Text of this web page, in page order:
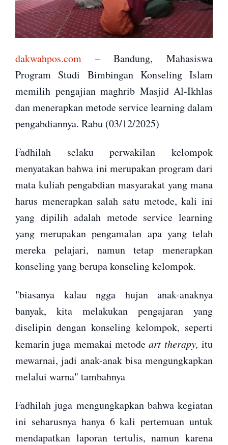
dakwahpos.com – Bandung, Mahasiswa
Program Studi Bimbingan Konseling Islam
memilih pengajian maghrib Masjid Al-Ikhlas
dan menerapkan metode service learning dalam
pengabdiannya. Rabu (03/12/2025)
Fadhilah selaku perwakilan kelompok
menyatakan bahwa ini merupakan program dari
mata kuliah pengabdian masyarakat yang mana
harus menerapkan salah satu metode, kali ini
yang dipilih adalah metode service learning
yang merupakan pengamalan apa yang telah
mereka pelajari, namun tetap menerapkan
konseling yang berupa konseling kelompok.
"biasanya kalau ngga hujan anak-anaknya
banyak, kita melakukan pengajaran yang
diselipin dengan konseling kelompok, seperti
kemarin juga memakai metodeart therapy,itu
mewarnai, jadi anak-anak bisa mengungkapkan
melalui warna" tambahnya
Fadhilah juga mengungkapkan bahwa kegiatan
ini seharusnya hanya 6 kali pertemuan untuk
mendapatkan laporan tertulis, namun karena